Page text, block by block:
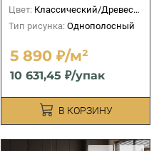
Цвет: Классический/Древесный
Тип рисунка: Однополосный
5 890 ₽/м²
10 631,45 ₽/упак
В КОРЗИНУ